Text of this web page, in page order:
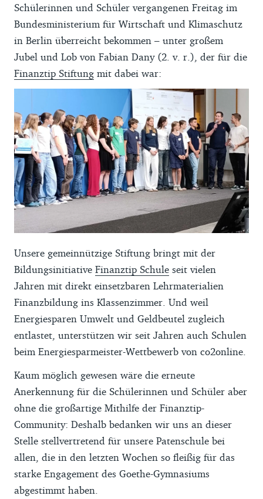
Schülerinnen und Schüler vergangenen Freitag im
Bundesministerium für Wirtschaft und Klimaschutz
in Berlin überreicht bekommen – unter großem
Jubel und Lob von Fabian Dany (2. v. r.), der für die
Finanztip Stiftung mit dabei war:
Unsere gemeinnützige Stiftung bringt mit der
Bildungsinitiative Finanztip Schule seit vielen
Jahren mit direkt einsetzbaren Lehrmaterialien
Finanzbildung ins Klassenzimmer. Und weil
Energiesparen Umwelt und Geldbeutel zugleich
entlastet, unterstützen wir seit Jahren auch Schulen
beim Energiesparmeister-Wettbewerb von co2online.
Kaum möglich gewesen wäre die erneute
Anerkennung für die Schülerinnen und Schüler aber
ohne die großartige Mithilfe der Finanztip-
Community: Deshalb bedanken wir uns an dieser
Stelle stellvertretend für unsere Patenschule bei
allen, die in den letzten Wochen so fleißig für das
starke Engagement des Goethe-Gymnasiums
abgestimmt haben.